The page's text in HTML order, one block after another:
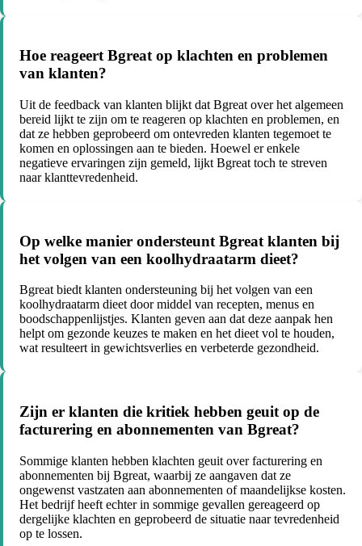
Hoe reageert Bgreat op klachten en problemen
van klanten?
Uit de feedback van klanten blijkt dat Bgreat over het algemeen
bereid lijkt te zijn om te reageren op klachten en problemen, en
dat ze hebben geprobeerd om ontevreden klanten tegemoet te
komen en oplossingen aan te bieden. Hoewel er enkele
negatieve ervaringen zijn gemeld, lijkt Bgreat toch te streven
naar klanttevredenheid.
Op welke manier ondersteunt Bgreat klanten bij
het volgen van een koolhydraatarm dieet?
Bgreat biedt klanten ondersteuning bij het volgen van een
koolhydraatarm dieet door middel van recepten, menus en
boodschappenlijstjes. Klanten geven aan dat deze aanpak hen
helpt om gezonde keuzes te maken en het dieet vol te houden,
wat resulteert in gewichtsverlies en verbeterde gezondheid.
Zijn er klanten die kritiek hebben geuit op de
facturering en abonnementen van Bgreat?
Sommige klanten hebben klachten geuit over facturering en
abonnementen bij Bgreat, waarbij ze aangaven dat ze
ongewenst vastzaten aan abonnementen of maandelijkse kosten.
Het bedrijf heeft echter in sommige gevallen gereageerd op
dergelijke klachten en geprobeerd de situatie naar tevredenheid
op te lossen.